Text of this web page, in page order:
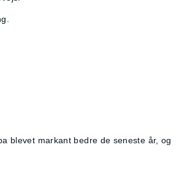
blevet markant bedre de seneste år, og